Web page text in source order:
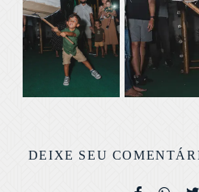
DEIXE SEU